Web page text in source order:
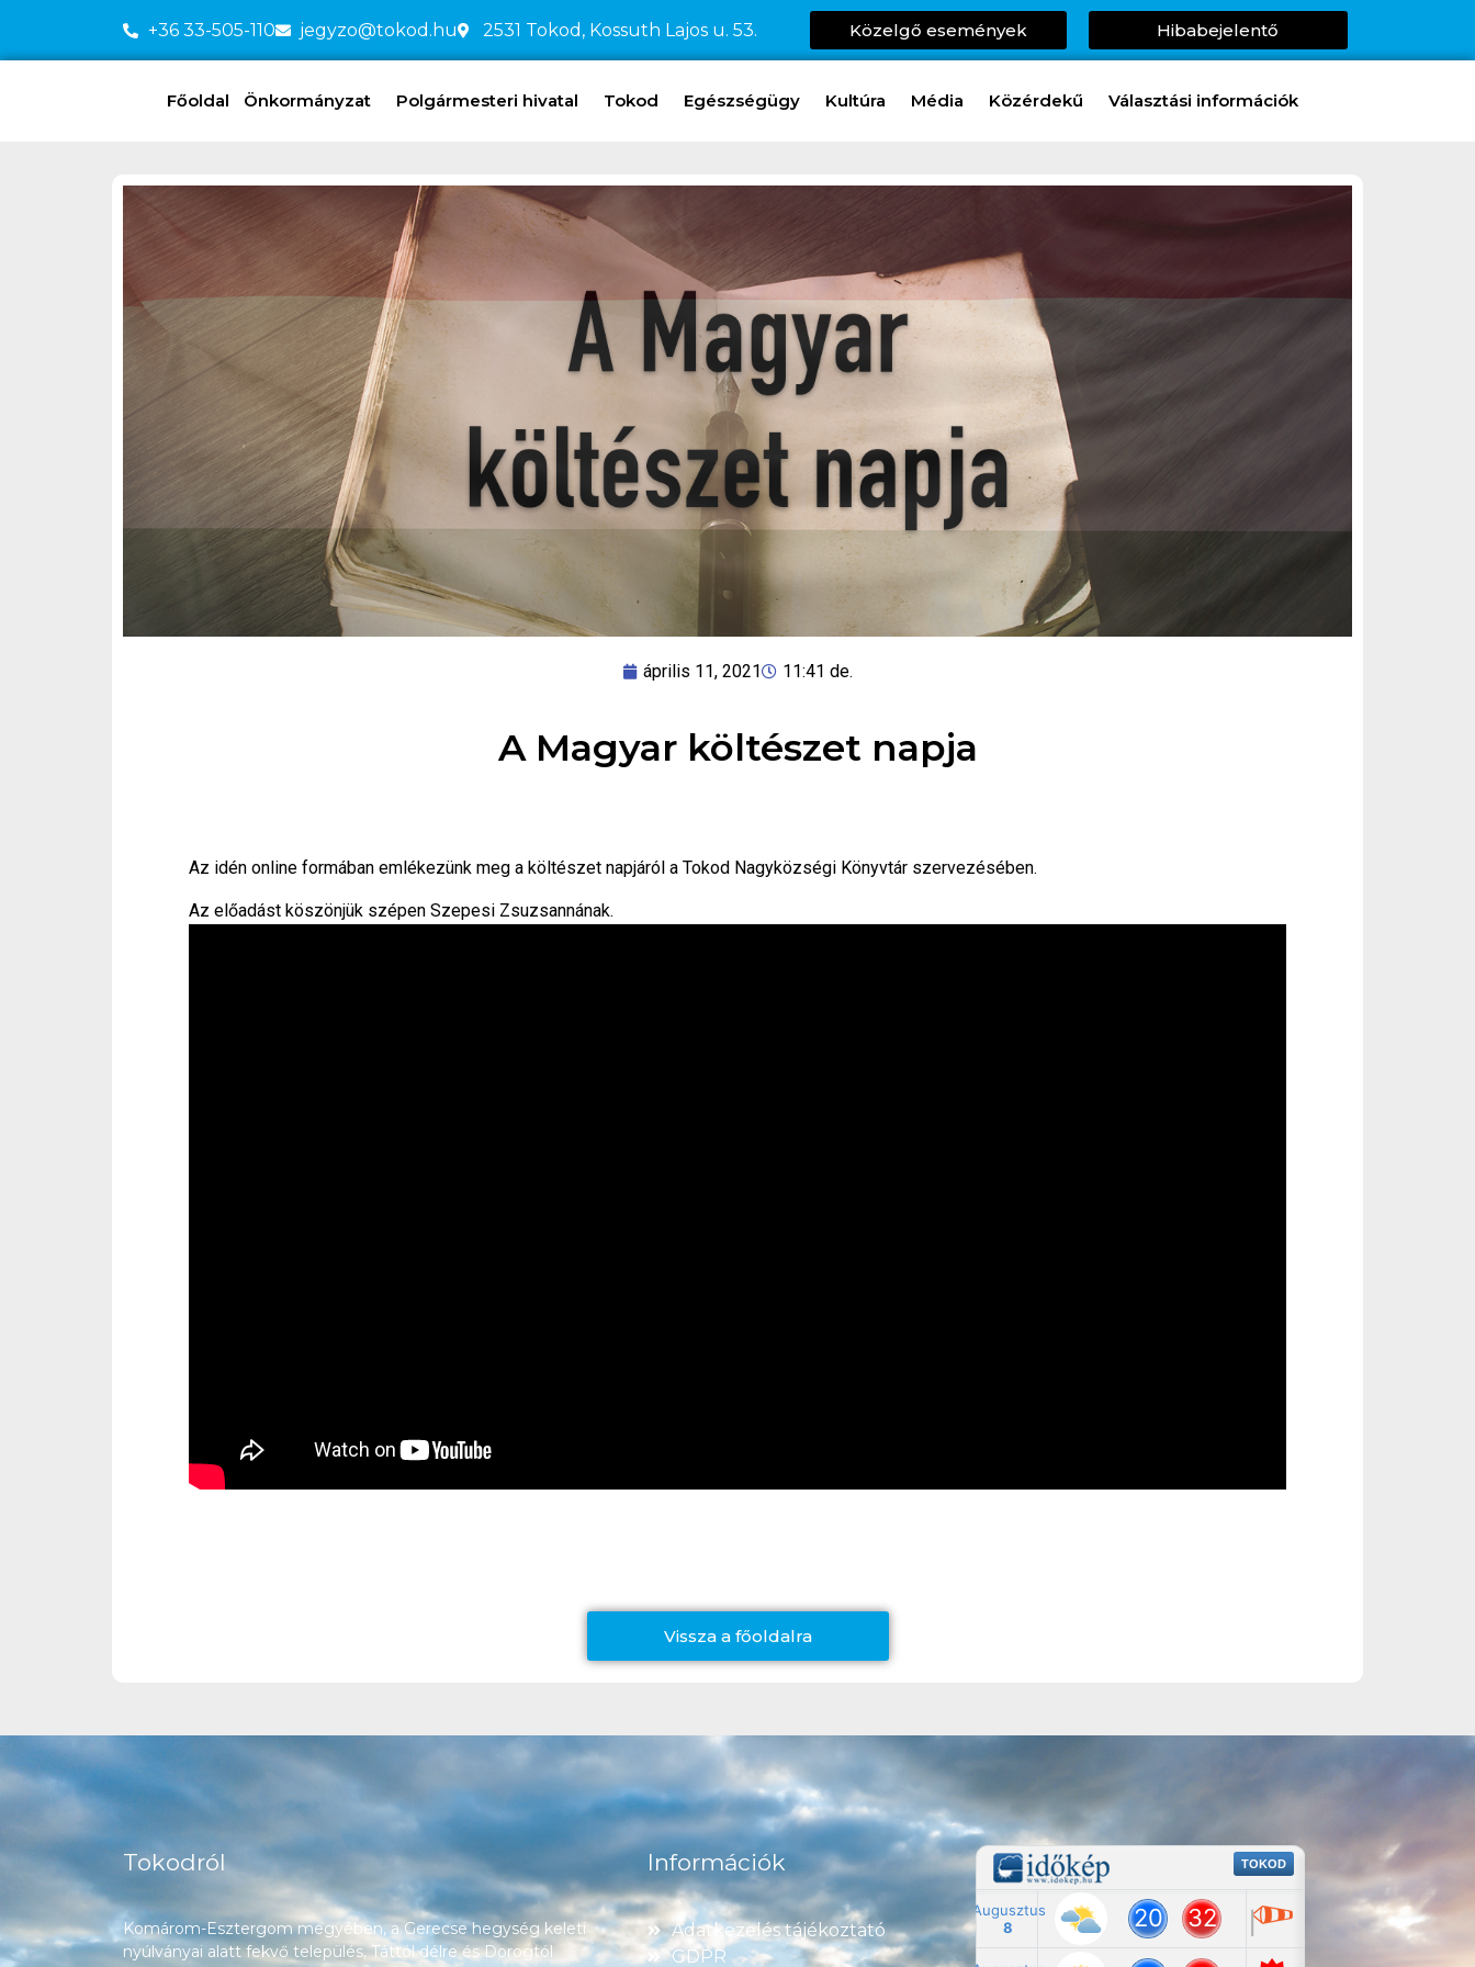
+36 33-505-110 jegyzo@tokod.hu 2531 Tokod, Kossuth Lajos u. 53. Közelgő események Hibabejelentő
Főoldal Önkormányzat Polgármesteri hivatal Tokod Egészségügy Kultúra Média Közérdekű Választási információk
április 11, 2021 11:41 de.
A Magyar költészet napja
Az idén online formában emlékezünk meg a költészet napjáról a Tokod Nagyközségi Könyvtár szervezésében.
Az előadást köszönjük szépen Szepesi Zsuzsannának.
Vissza a főoldalra
Tokodról
Komárom-Esztergom megyében, a Gerecse hegység keleti
nyúlványai alatt fekvő település, Táttól délre és Dorogtól
Információk
Adatkezelés tájékoztató
GDPR